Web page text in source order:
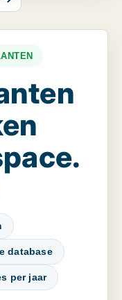
database
per jaar